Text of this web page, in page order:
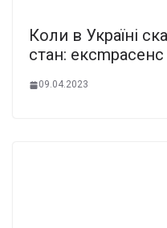
Коли в Укpaїні
cтан:
09.04.2023